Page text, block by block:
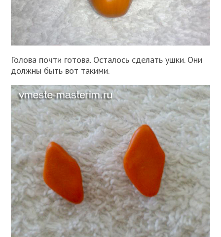
Голова почти готова. Осталось сделать ушки. Они
должны быть вот такими.